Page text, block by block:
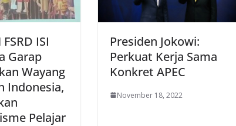
ISI
Garap
Wayang
Indonesia,
Pelajar
Presiden Jokowi:
Perkuat Kerja Sama
Konkret APEC
November 18, 2022